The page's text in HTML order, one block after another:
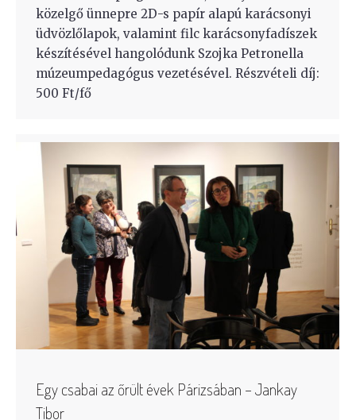
közelgő ünnepre 2D-s papír alapú karácsonyi
üdvözlőlapok, valamint filc karácsonyfadíszek
készítésével hangolódunk Szojka Petronella
múzeumpedagógus vezetésével. Részvételi díj:
500 Ft/fő
Egy csabai az őrült évek Párizsában – Jankay
Tibor